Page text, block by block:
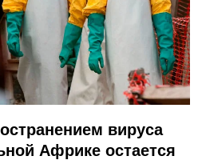
вируса
Африке остается